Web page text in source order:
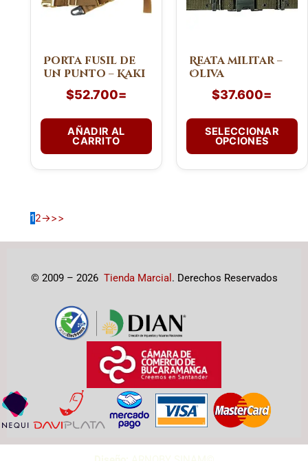
Porta fusil de
un punto – Kaki
$52.700=
AÑADIR AL
CARRITO
Reata militar –
Oliva
$37.600=
SELECCIONAR
OPCIONES
Las
pueden
elegir
página
producto
12→
© 2009 – 2026 Tienda Marcial . Derechos Reservados